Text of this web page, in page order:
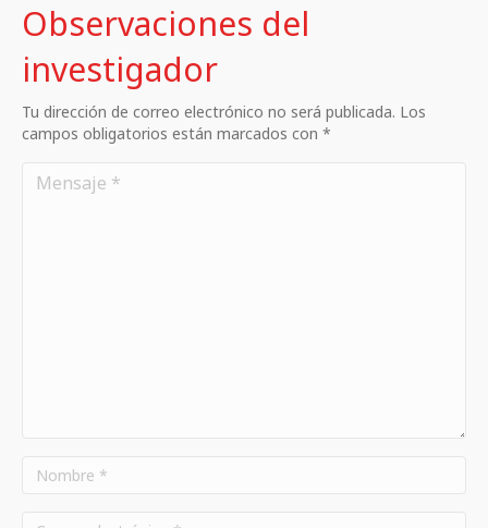
Observaciones del
investigador
Tu dirección de correo electrónico no será publicada. Los
campos obligatorios están marcados con *